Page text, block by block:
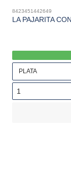
8423451442649
LA PAJARITA